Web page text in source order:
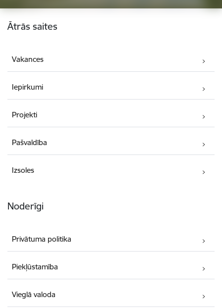
Kājene
Ātrās saites
Vakances
Iepirkumi
Projekti
Pašvaldība
Izsoles
Noderīgi
Privātuma politika
Piekļūstamība
Vieglā valoda